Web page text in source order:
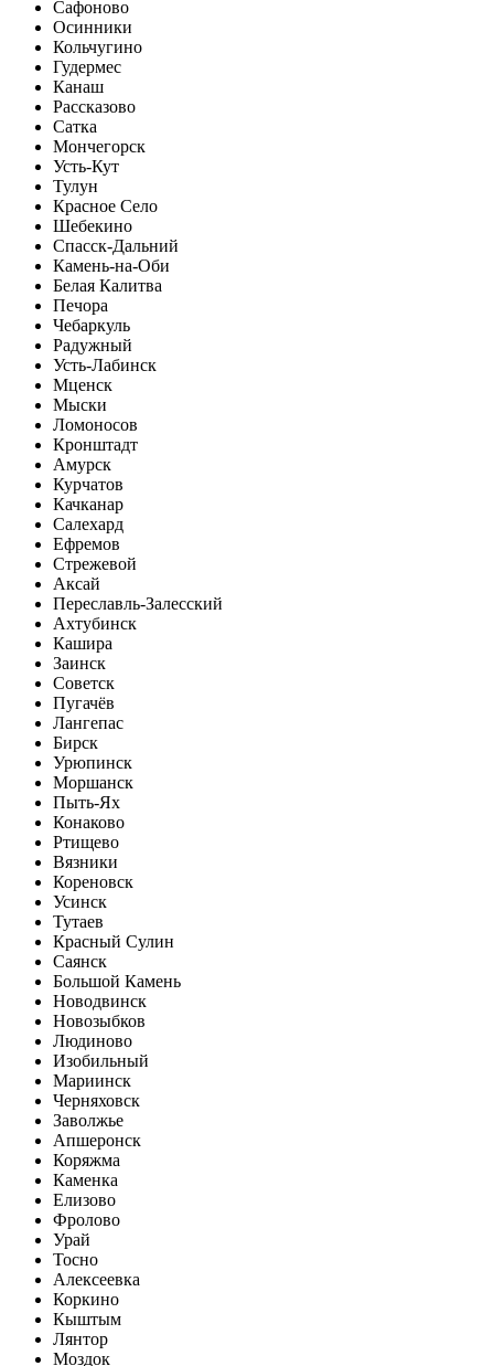
Сафоново
Осинники
Кольчугино
Гудермес
Канаш
Рассказово
Сатка
Мончегорск
Усть-Кут
Тулун
Красное Село
Шебекино
Спасск-Дальний
Камень-на-Оби
Белая Калитва
Печора
Чебаркуль
Радужный
Усть-Лабинск
Мценск
Мыски
Ломоносов
Кронштадт
Амурск
Курчатов
Качканар
Салехард
Ефремов
Стрежевой
Аксай
Переславль-Залесский
Ахтубинск
Кашира
Заинск
Советск
Пугачёв
Лангепас
Бирск
Урюпинск
Моршанск
Пыть-Ях
Конаково
Ртищево
Вязники
Кореновск
Усинск
Тутаев
Красный Сулин
Саянск
Большой Камень
Новодвинск
Новозыбков
Людиново
Изобильный
Мариинск
Черняховск
Заволжье
Апшеронск
Коряжма
Каменка
Елизово
Фролово
Урай
Тосно
Алексеевка
Коркино
Кыштым
Лянтор
Моздок